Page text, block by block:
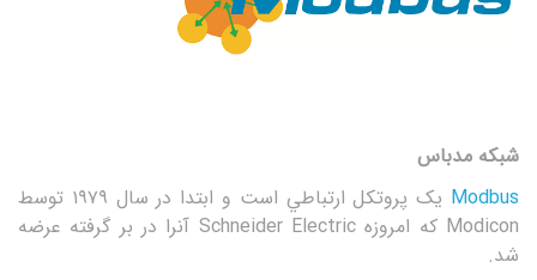
شبکه مدباس
Modbus
يک پروتکل ارتباطي است و ابتدا در سال ١٩٧٩ توسط
Modicon که امروزه Schneider Electric آنرا در بر گرفته عرضه
شد.